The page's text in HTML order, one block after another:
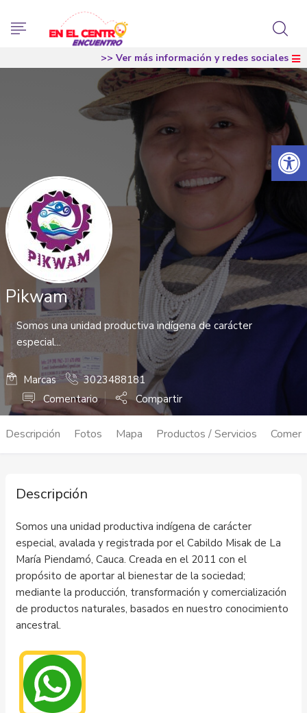
Abrir
>> Ver más información y redes sociales
Pikwam
Somos una unidad productiva indígena de carácter
especial...
Marcas
3023488181
Comentario
Compartir
Descripción Fotos Mapa Productos / Servicios
Descripción
Somos una unidad productiva indígena de carácter
especial, avalada y registrada por el Cabildo Misak de La
María Piendamó, Cauca. Creada en el 2011 con el
propósito de aportar al bienestar de la sociedad;
mediante la producción, transformación y comercialización
de productos naturales, basados en nuestro conocimiento
ancestral.